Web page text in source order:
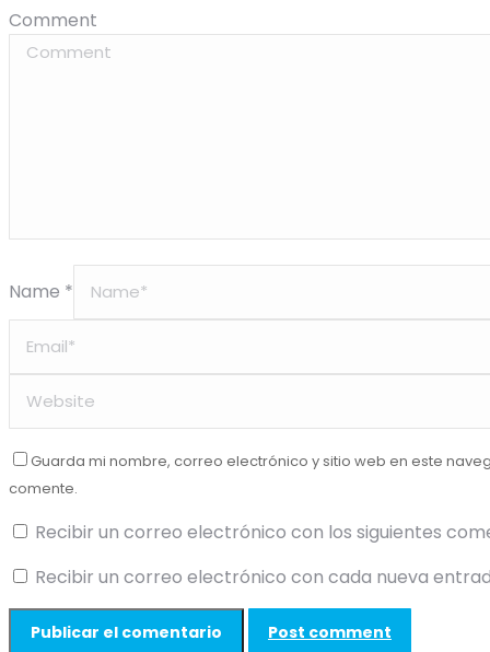
Comment
Name *
Guarda mi nombre, correo electrónico y sitio web en este
comente.
Recibir un correo electrónico con los siguientes
Recibir un correo electrónico con cada nueva
Post comment